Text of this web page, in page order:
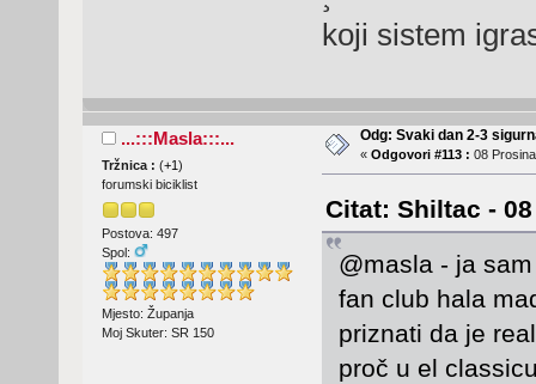
koji sistem
...:::Masla:::...
Tržnica : (+1 )
forumski biciklist
Postova: 497
Spol:
Mjesto: Županja
Moj Skuter: SR 150
Odg: Svaki dan 2-3
« Odgovori #113 : 08
Citat: Shiltac -
@masla - ja
fan club hala
priznati da je
proč u el